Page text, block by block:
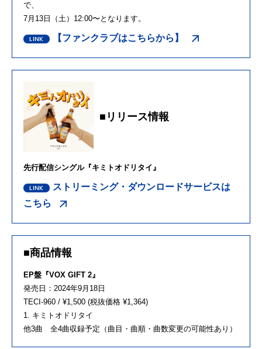
で、
7月13日（土）12:00〜となります。
【ファンクラブはこちらから】
■リリース情報
先行配信シングル『キミトオドリタイ』
ストリーミング・ダウンロードサービスは
こちら
■商品情報
EP盤『VOX GIFT 2』
発売日：2024年9月18日
TECI-960 / ¥1,500 (税抜価格 ¥1,364)
1. キミトオドリタイ
他3曲 全4曲収録予定（曲目・曲順・曲数変更の可能性あり）